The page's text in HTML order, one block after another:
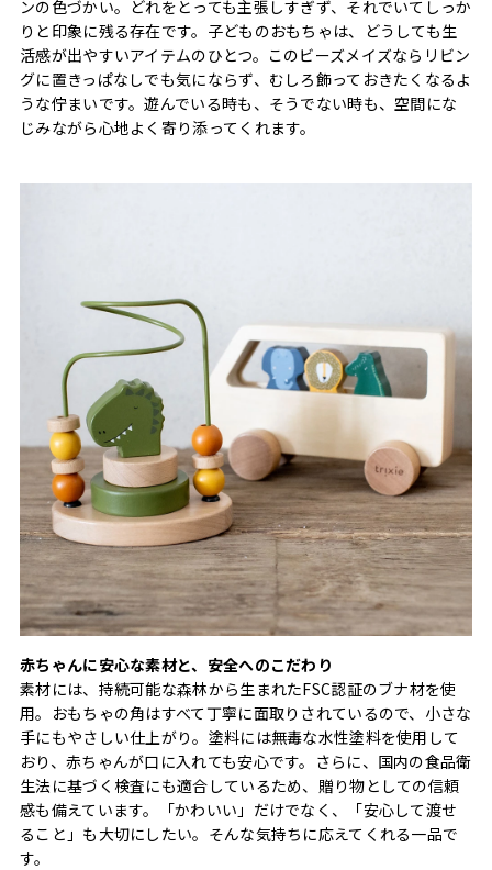
ンの色づかい。どれをとっても主張しすぎず、それでいてしっか
りと印象に残る存在です。子どものおもちゃは、どうしても生
活感が出やすいアイテムのひとつ。このビーズメイズならリビン
グに置きっぱなしでも気にならず、むしろ飾っておきたくなるよ
うな佇まいです。遊んでいる時も、そうでない時も、空間にな
じみながら心地よく寄り添ってくれます。
赤ちゃんに安心な素材と、安全へのこだわり
素材には、持続可能な森林から生まれたFSC認証のブナ材を使
用。おもちゃの角はすべて丁寧に面取りされているので、小さな
手にもやさしい仕上がり。塗料には無毒な水性塗料を使用して
おり、赤ちゃんが口に入れても安心です。さらに、国内の食品衛
生法に基づく検査にも適合しているため、贈り物としての信頼
感も備えています。「かわいい」だけでなく、「安心して渡せ
ること」も大切にしたい。そんな気持ちに応えてくれる一品で
す。